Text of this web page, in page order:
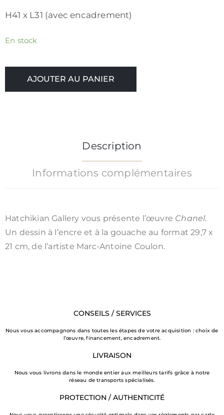
H41 x L31 (avec encadrement)
En stock
AJOUTER AU PANIER
Description
Informations complémentaires
Hatchikian Gallery vous présente l’œuvre Chanel.
Un dessin à l’encre et à la gouache au format 29,7 x
21 cm, de l’artiste Marc-Antoine Coulon.
CONSEILS / SERVICES
Nous vous accompagnons dans toutes les étapes de votre acquisition : choix de
l’œuvre, financement, encadrement.
LIVRAISON
Nous vous livrons dans le monde entier aux meilleurs tarifs grâce à notre
réseau de transports spécialisés.
PROTECTION / AUTHENTICITÉ